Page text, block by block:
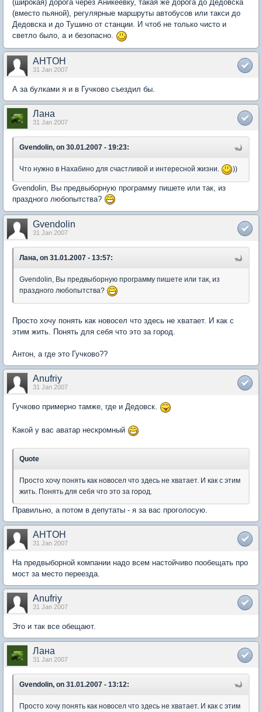
(широкая) дорога через Аникеевку, такая же дорога до Дедовска
(вместо пьяной), регулярные маршруты автобусов или такси до
Дедовска и до Тушино от станции. И чтоб не только чисто и
светло было, а и безопасно.
AHTOH
31 Jan 2007
А за булками я и в Гучково съездил бы.
Лана
31 Jan 2007
Gvendolin, on 30.01.2007 - 19:23:
Что нужно в Нахабино для счастливой и интересной жизни. ))
Gvendolin, Вы предвыборную программу пишете или так, из
праздного любопытства?
Gvendolin
31 Jan 2007
Лана, on 31.01.2007 - 13:57:
Gvendolin, Вы предвыборную программу пишете или так, из
праздного любопытства?
Просто хочу понять как новосел что здесь не хватает. И как с
этим жить. Понять для себя что это за город.
Антон, а где это Гучково??
Anufriy
31 Jan 2007
Гучково примерно тамже, где и Дедовск.
Какой у вас аватар нескромный
Quote
Просто хочу понять как новосел что здесь не хватает. И как с этим
жить. Понять для себя что это за город.
Правильно, а потом в депутаты - я за вас проголосую.
AHTOH
31 Jan 2007
На предвыборной компании надо всем настойчиво пообещать про
мост за место переезда.
Anufriy
31 Jan 2007
Это и так все обещают.
Лана
31 Jan 2007
Gvendolin, on 31.01.2007 - 13:12:
Просто хочу понять как новосел что здесь не хватает. И как с этим